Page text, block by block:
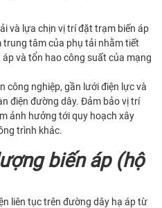
và lựa chịn vị trí đặt trạm biến áp
trung tâm của phụ tải nhằm tiết
áp và tổn hao công suất của mạng
công nghiệp, gần lưới điện lực và
điện đường dây. Đảm bảo vị trí
ảnh hưởng tới quy hoạch xây
trình khác.
biến áp (hộ
liên tục trên đường dây hạ áp từ